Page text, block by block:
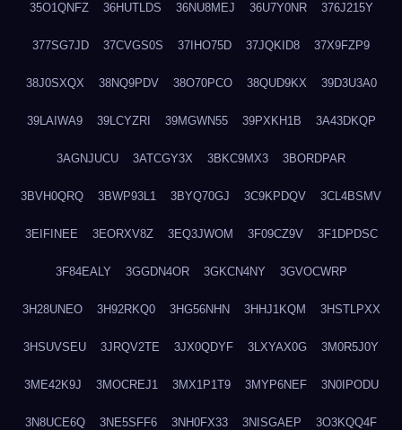
35O1QNFZ 36HUTLDS 36NU8MEJ 36U7Y0NR 376J215Y
377SG7JD 37CVGS0S 37IHO75D 37JQKID8 37X9FZP9
38J0SXQX 38NQ9PDV 38O70PCO 38QUD9KX 39D3U3A0
39LAIWA9 39LCYZRI 39MGWN55 39PXKH1B 3A43DKQP
3AGNJUCU 3ATCGY3X 3BKC9MX3 3BORDPAR
3BVH0QRQ 3BWP93L1 3BYQ70GJ 3C9KPDQV 3CL4BSMV
3EIFINEE 3EORXV8Z 3EQ3JWOM 3F09CZ9V 3F1DPDSC
3F84EALY 3GGDN4OR 3GKCN4NY 3GVOCWRP
3H28UNEO 3H92RKQ0 3HG56NHN 3HHJ1KQM 3HSTLPXX
3HSUVSEU 3JRQV2TE 3JX0QDYF 3LXYAX0G 3M0R5J0Y
3ME42K9J 3MOCREJ1 3MX1P1T9 3MYP6NEF 3N0IPODU
3N8UCE6Q 3NE5SFF6 3NH0FX33 3NISGAEP 3O3KQQ4F